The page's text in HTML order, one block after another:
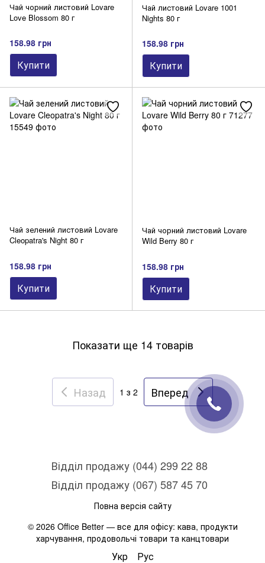
Чай чорний листовий Lovare
Love Blossom 80 г
158.98 грн
Купити
Чай листовий Lovare 1001
Nights 80 г
158.98 грн
Купити
Чай зелений листовий Lovare
Cleopatra's Night 80 г
158.98 грн
Купити
Чай чорний листовий Lovare
Wild Berry 80 г
158.98 грн
Купити
Показати ще 14 товарів
Назад 1 з 2 Вперед
Відділ продажу (044) 299 22 88
Відділ продажу (067) 587 45 70
Повна версія сайту
© 2026 Office Better — все для офісу: кава, продукти
харчування, продовольчі товари та канцтовари
Укр Рус